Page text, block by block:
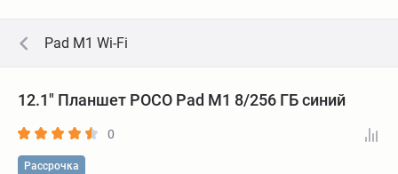
Pad M1 Wi-Fi
12.1" Планшет POCO Pad M1 8/256 ГБ синий
0
Рассрочка